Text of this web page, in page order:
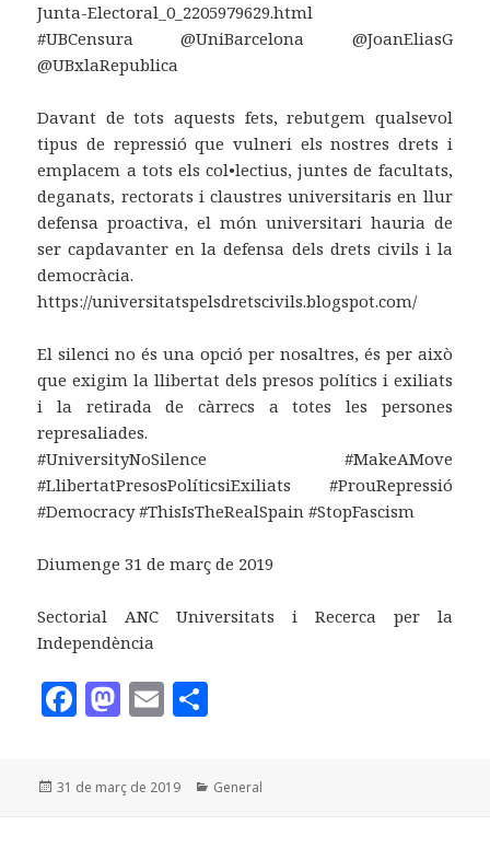
Junta-Electoral_0_2205979629.html
#UBCensura @UniBarcelona @JoanEliasG
@UBxlaRepublica
Davant de tots aquests fets, rebutgem qualsevol
tipus de repressió que vulneri els nostres drets i
emplacem a tots els col•lectius, juntes de facultats,
deganats, rectorats i claustres universitaris en llur
defensa proactiva, el món universitari hauria de
ser capdavanter en la defensa dels drets civils i la
democràcia.
https://universitatspelsdretscivils.blogspot.com/
El silenci no és una opció per nosaltres, és per això
que exigim la llibertat dels presos polítics i exiliats
i la retirada de càrrecs a totes les persones
represaliades.
#UniversityNoSilence #MakeAMove
#LlibertatPresosPolíticsiExiliats #ProuRepressió
#Democracy #ThisIsTheRealSpain #StopFascism
Diumenge 31 de març de 2019
Sectorial ANC Universitats i Recerca per la
Independència
F
c
e
M
to
d
E
l p
Publicat
31 de març de 2019 Categories
General